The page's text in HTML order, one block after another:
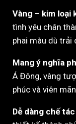
Vàng – kim loại
tình yêu chân
phai màu dù trải
Mang ý nghĩa
Á Đông, vàng
phúc và viên
Dễ dàng chế